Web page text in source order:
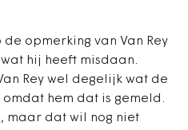
opmerking van Van Rey
hij heeft misdaan.
Rey wel degelijk wat de
hem dat is gemeld.
maar dat wil nog niet